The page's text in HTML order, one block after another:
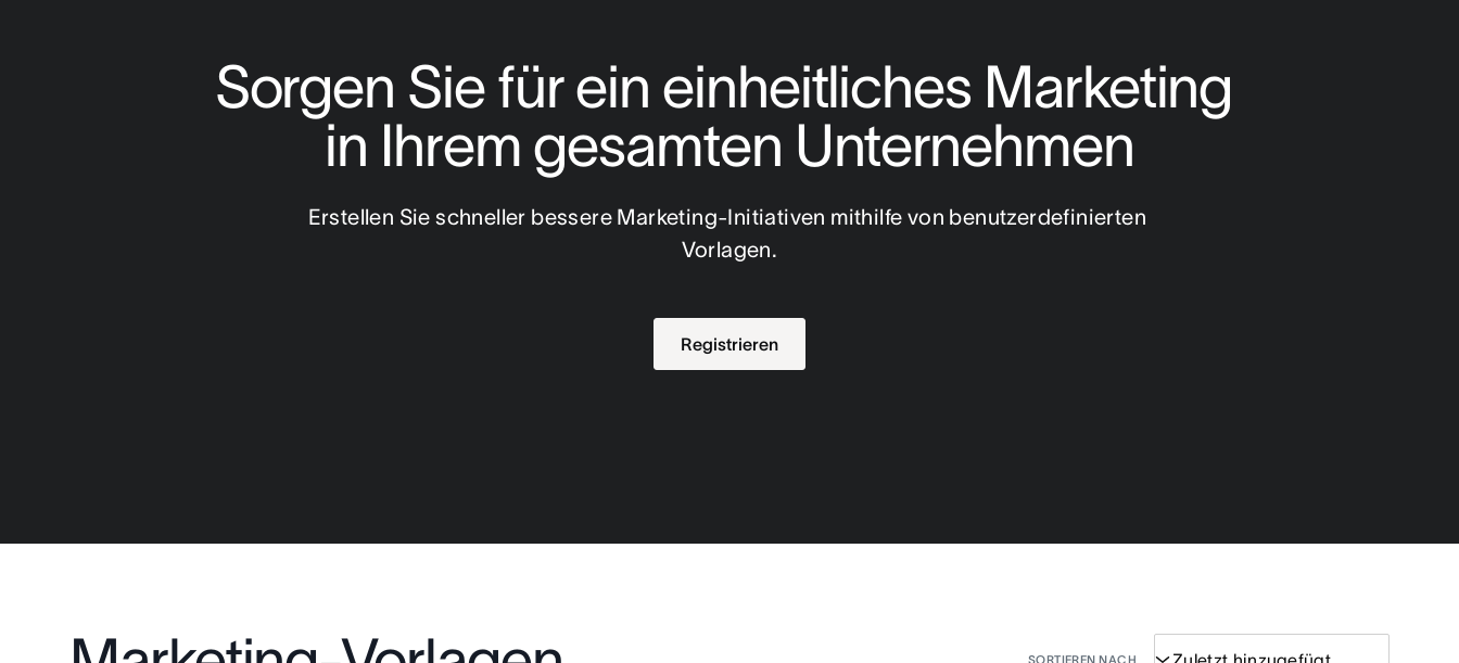
Sorgen Sie für ein einheitliches Marketing
in Ihrem gesamten Unternehmen
Erstellen Sie schneller bessere Marketing-Initiativen mithilfe von benutzerdefinierten
Vorlagen.
Registrieren
SORTIEREN NACH